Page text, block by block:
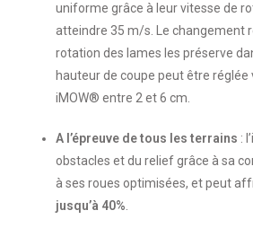
uniforme grâce à leur vitesse de
atteindre 35 m/s. Le changement
rotation des lames les préserve
hauteur de coupe peut être réglée
iMOW® entre 2 et 6 cm.
A l’épreuve de tous les terrains :
obstacles et du relief grâce à sa
à ses roues optimisées, et peut
jusqu’à 40%.